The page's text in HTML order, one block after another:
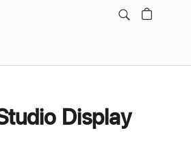
Display